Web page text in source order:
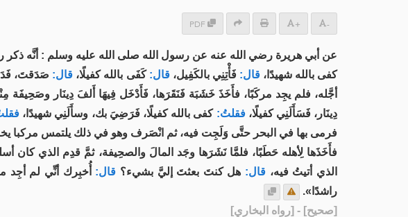
PDF + -
عن أبي هريرة رضي الله عنه عن رسول الله صلى الله عليه وسلم : أنَّه ذكر
كفى بالله شهيدًا، قال: فَأْتِنِي بالكَفِيل، قال: كَفَى بالله كفيلًا، قال: صَدَقتَ،
أجَّله، فلم يجِد مركَبًا، فأَخَذَ خَشَبَة فَنَقَرَها، فَأَدْخَل فِيهَا أَلفَ دِينَار وصَحِيفَة
دِينَار، فَسَأَلَنِي كفيلًا، فقلتُ: كفى بالله كفيلًا، فَرَضِيَ بك، وسأَلَنِي شهيدًا،
فرمى بها في البحر حتَّى وَلَجِت فيه، ثم انْصَرف وهو في ذلك يلتمس مركبا يخرج
فأَخَذَها لِأهله حَطَبًا، فلمَّا نَشَرَها وجَد المالَ والصحِيفة، ثمَّ قدِم الذي كان
الذي أتيتُ فيه، قال: هل كنتَ بعثتَ إليَّ بشيء؟ قال: أُخبِرك أنِّي لم أجِد
راشدًا».
[صحيح] - [رواه البخاري]